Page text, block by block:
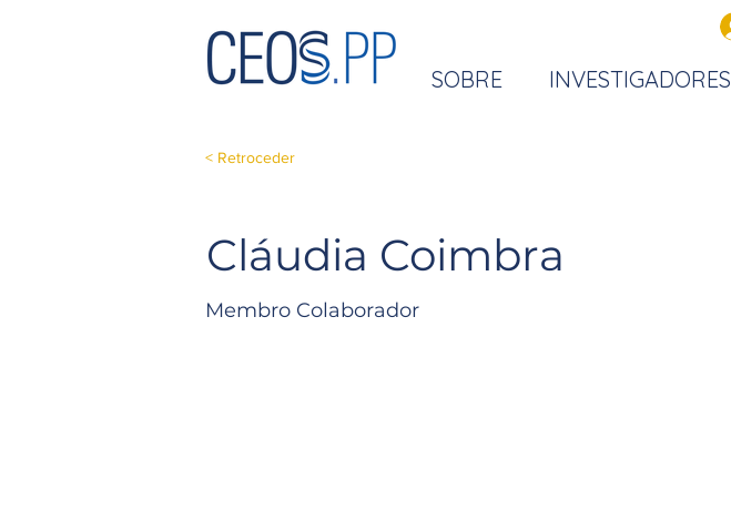
SOBRE INVESTIGADORES
< Retroceder
Cláudia Coimbra
Membro Colaborador